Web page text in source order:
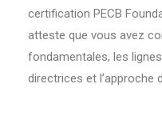
certification PECB
atteste que vous avez
fondamentales, les lignes
directrices et l’approche